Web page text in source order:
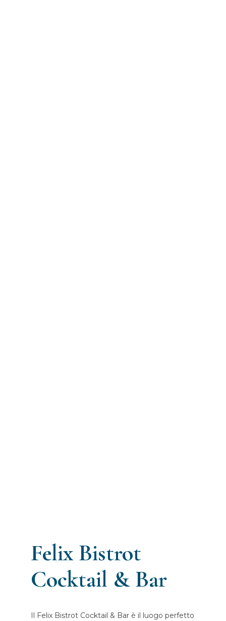
Felix Bistrot
Cocktail & Bar
Il Felix Bistrot Cocktail & Bar è il luogo perfetto